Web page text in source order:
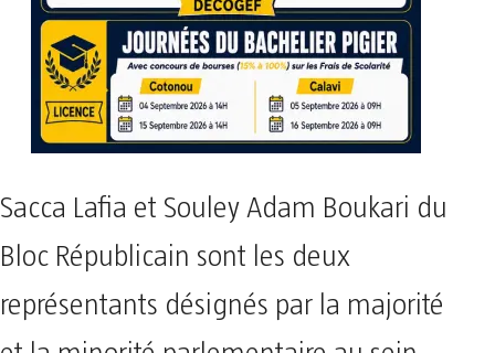
Sacca Lafia et Souley Adam Boukari du
Bloc Républicain sont les deux
représentants désignés par la majorité